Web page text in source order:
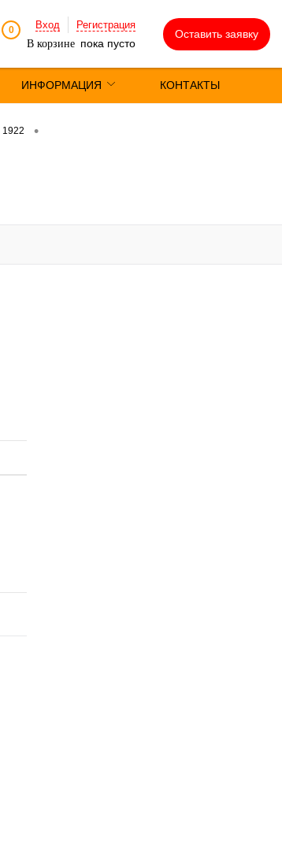
0 Вход
Регистрация
В корзине пока пусто
Оставить заявку
ИНФОРМАЦИЯ КОНТАКТЫ
1922 •